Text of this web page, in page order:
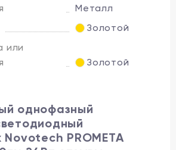
Металл
Золотой
или
Золотой
однофазный
Novotech PROMETA